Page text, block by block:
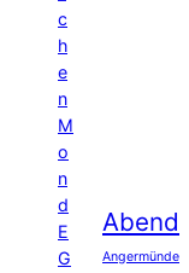
c
h
e
n
M
o
n
d
E
G
Abend
Angermünde